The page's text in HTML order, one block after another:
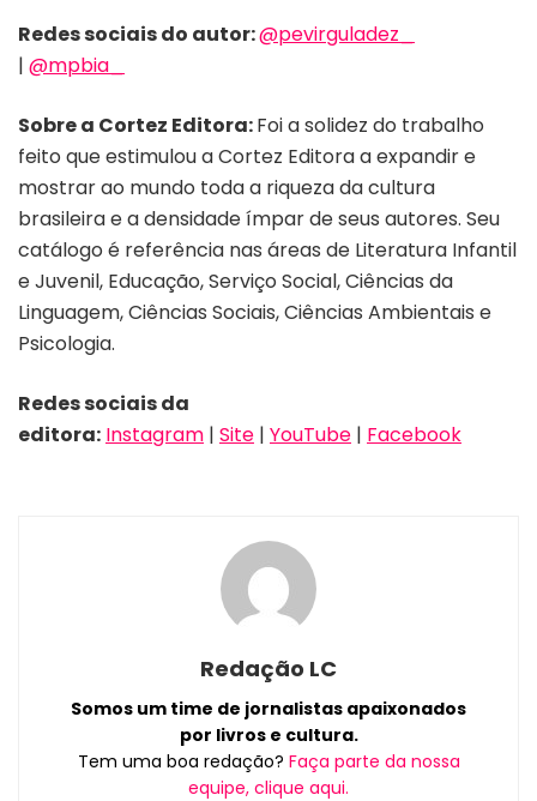
Redes sociais do autor:@pevirguladez_
| @mpbia_
Sobre a Cortez Editora:Foi a solidez do trabalho
feito que estimulou a Cortez Editora a expandir e
mostrar ao mundo toda a riqueza da cultura
brasileira e a densidade ímpar de seus autores. Seu
catálogo é referência nas áreas de Literatura Infantil
e Juvenil, Educação, Serviço Social, Ciências da
Linguagem, Ciências Sociais, Ciências Ambientais e
Psicologia.
Redes sociais da
editora: Instagram | Site | YouTube | Facebook
Redação LC
Somos um time de jornalistas apaixonados
por livros e cultura.
Tem uma boa redação? Faça parte da nossa
equipe, clique aqui.